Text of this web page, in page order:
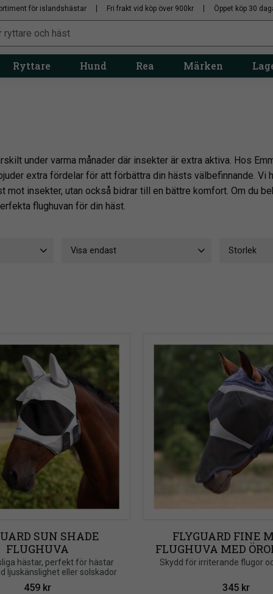
för islandshästar Fri frakt vid köp över 900kr Öppet köp 30
Ryttare Hund Rea Märken
under varma månader där insekter är extra aktiva. Hos
extra fördelar för att förbättra din hästs välbefinnande. Vi
mot insekter, utan också bidrar till en bättre komfort. Om du
flughuvan för din häst.
Visa endast Storlek
SUN SHADE
FLUGHUVA
hästar, perfekt för hästar
ljuskänslighet eller solskador
459kr
FLYGUARD FINE
FLUGHUVA MED
NOS, NAVY
Skydd för irriterande flugor
345kr